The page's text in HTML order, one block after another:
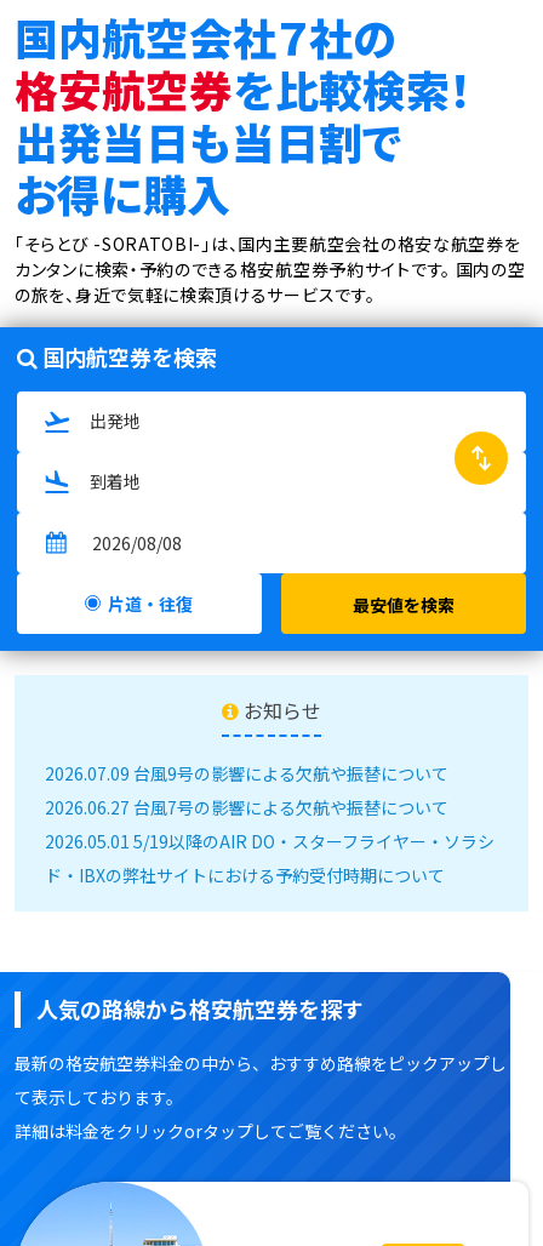
国内航空会社７社の
格安航空券を比較検索！
出発当日も当日割で
お得に購入
「そらとび -SORATOBI-」は、国内主要航空会社の格安な航空券を
カンタンに検索・予約のできる格安航空券予約サイトです。 国内の空
の旅を、身近で気軽に検索頂けるサービスです。
国内航空券を検索
swap_horiz
片道・往復 最安値を検索
お知らせ
2026.07.09 台風9号の影響による欠航や振替について
2026.06.27 台風7号の影響による欠航や振替について
2026.05.01 5/19以降のAIR DO・スターフライヤー・ソラシ
ド・IBXの弊社サイトにおける予約受付時期について
人気の路線から格安航空券を探す
最新の格安航空券料金の中から、おすすめ路線をピックアップし
て表示しております。
詳細は料金をクリックorタップしてご覧ください。